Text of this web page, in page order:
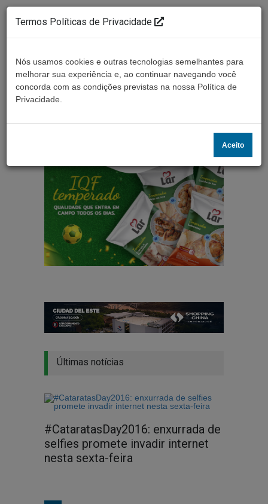
Últimas notícias
#CataratasDay2016: enxurrada de
selfies promete invadir internet
nesta sexta-feira
Termos Políticas de Privacidade
Nós usamos cookies e outras tecnologias semelhantes para
melhorar sua experiência e, ao continuar navegando você
concorda com as condições previstas na nossa Política de
Privacidade.
Aceito